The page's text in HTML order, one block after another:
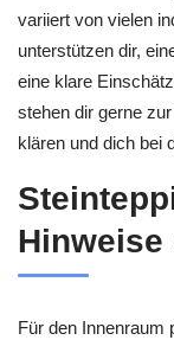
variiert von vielen
unterstützen dir,
eine klare
stehen dir gerne
klären und dich bei
Hinweise
Für den Innenraum